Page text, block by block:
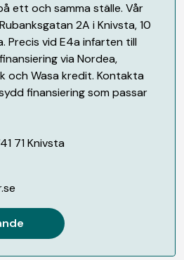
ett och samma ställe. Vår
2A i Knivsta, 10
Precis vid E4a infarten till
via Nordea,
och Wasa kredit. Kontakta
finansiering som passar
71 Knivsta